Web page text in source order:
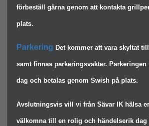
förbeställ gärna genom att kontakta
plats.
Parkering Det kommer att vara skyltat
samt finnas parkeringsvakter. Parkeringen
dag och betalas genom Swish på plats.
Avslutningsvis vill vi från Sävar IK hälsa
välkomna till en rolig och händelserik dag